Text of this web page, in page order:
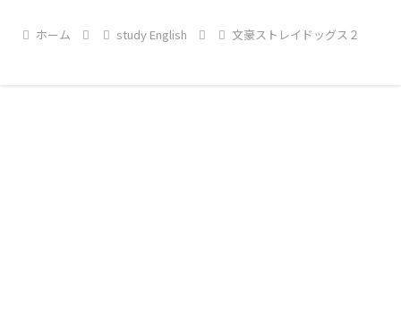
をしても敵わない。好きなアニメ
つか英語を話したい！」「英語を
ホーム study English 文豪ストレイドッグス２